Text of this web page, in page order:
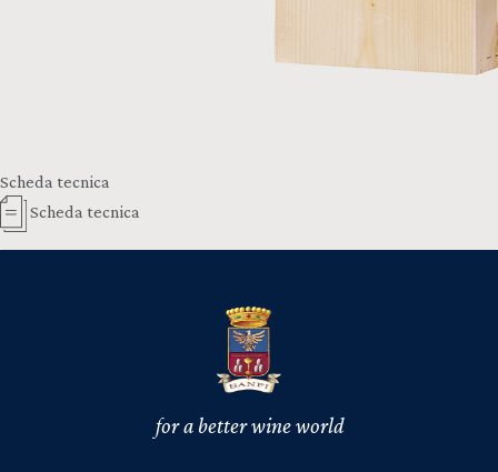
Scheda tecnica
Scheda tecnica
for a better wine world